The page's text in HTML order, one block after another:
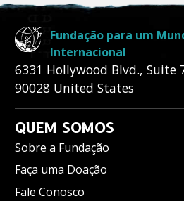
Fundação para um
Internacional
6331 Hollywood Blvd., Suite
90028 United States
QUEM SOMOS
Sobre a Fundação
Faça uma Doação
Fale Conosco